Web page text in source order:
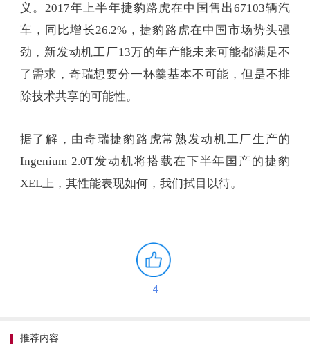
义。2017年上半年捷豹路虎在中国售出67103辆汽
车，同比增长26.2%，捷豹路虎在中国市场势头强
劲，新发动机工厂13万的年产能未来可能都满足不
了需求，奇瑞想要分一杯羹基本不可能，但是不排
除技术共享的可能性。
据了解，由奇瑞捷豹路虎常熟发动机工厂生产的
Ingenium 2.0T发动机将搭载在下半年国产的捷豹
XEL上，其性能表现如何，我们拭目以待。
4
推荐内容